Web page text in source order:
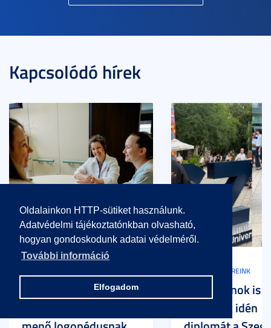
Oldalainkon HTTP-sütiket használunk.
Adatvédelmi tájékoztatónkban olvasható,
hogyan gondoskodunk adatai védelméről.
További információ
Elfogadom
Kapcsolódó hírek
Hiányszakma, tele
LEGÚJABB HÍREINK
Olimpikonok is
szereztek idén